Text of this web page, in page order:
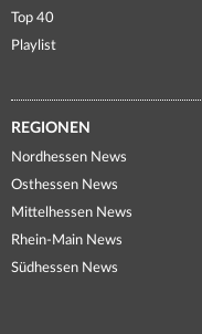
Top 40
Playlist
REGIONEN
Nordhessen News
Osthessen News
Mittelhessen News
Rhein-Main News
Südhessen News